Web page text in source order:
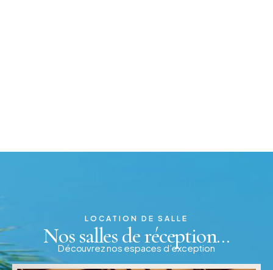
LOCATION DE SALLE
Nos salles de réception...
Découvrez nos espaces d’exception